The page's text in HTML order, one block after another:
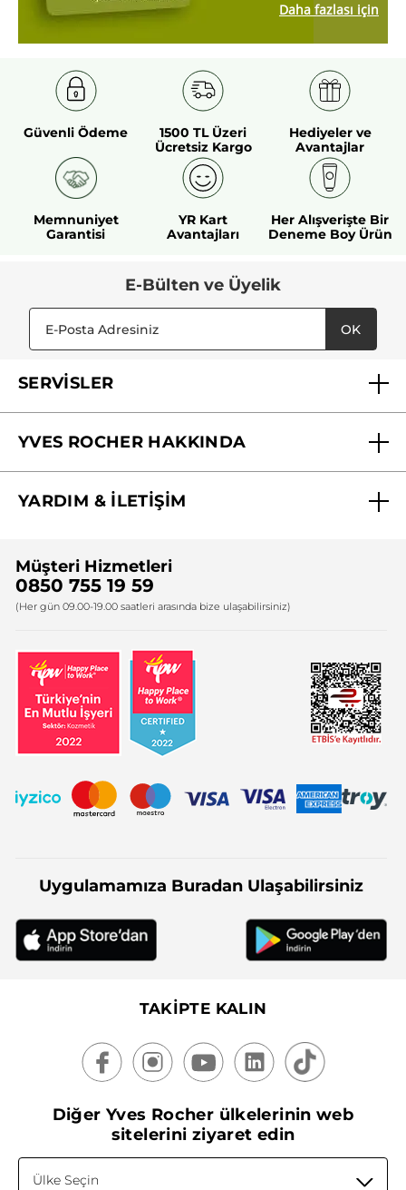
Daha fazlası için
Güvenli Ödeme
1500 TL Üzeri
Ücretsiz Kargo
Hediyeler ve
Avantajlar
Memnuniyet
Garantisi
YR Kart
Avantajları
Her Alışverişte Bir
Deneme Boy Ürün
E-Bülten ve Üyelik
OK
SERVİSLER
YVES ROCHER HAKKINDA
Yves Rocher Vakfı
YARDIM & İLETİŞİM
Bize Ulaşın
Firma Bilgileri
Müşteri Hizmetleri
0850 755 19 59
(Her gün 09.00-19.00 saatleri arasında bize ulaşabilirsiniz)
Uygulamamıza Buradan Ulaşabilirsiniz
TAKİPTE KALIN
Diğer Yves Rocher ülkelerinin web
sitelerini ziyaret edin
Ülke Seçin